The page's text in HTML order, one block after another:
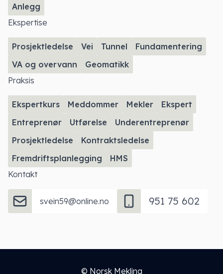
Anlegg
Ekspertise
Prosjektledelse Vei Tunnel
Fundamentering
VA og overvann
Geomatikk
Praksis
Ekspertkurs Meddommer Mekler
Ekspert
Entreprenør
Utførelse
Underentreprenør
Prosjektledelse
Kontraktsledelse
Fremdriftsplanlegging
HMS
Kontakt
svein59@online.no 951 75 602
© Norsk Mekling